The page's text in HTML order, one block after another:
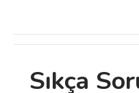
Bu ürünün fiyat
Sıkça